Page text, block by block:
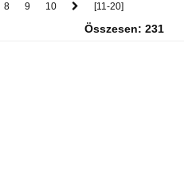
8 9 10 [11-20]
Összesen: 231